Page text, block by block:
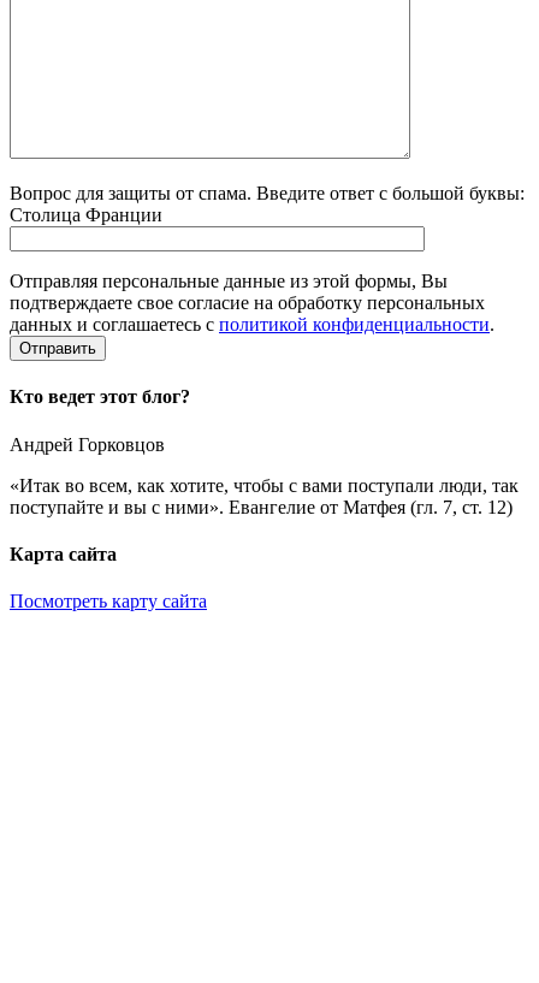
Вопрос для защиты от спама. Введите ответ с большой буквы:
Столица Франции
Отправляя персональные данные из этой формы, Вы
подтверждаете свое согласие на обработку персональных
данных и соглашаетесь с политикой конфиденциальности.
Кто ведет этот блог?
Андрей Горковцов
«Итак во всем, как хотите, чтобы с вами поступали люди, так
поступайте и вы с ними». Евангелие от Матфея (гл. 7, ст. 12)
Карта сайта
Посмотреть карту сайта